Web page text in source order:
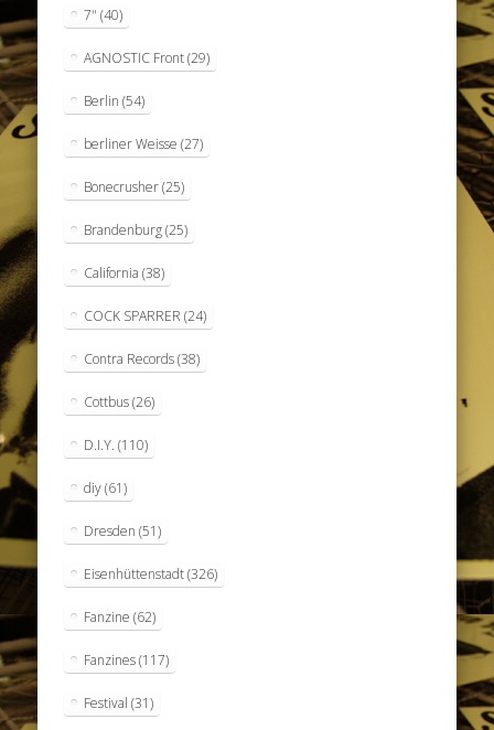
7" (40)
AGNOSTIC Front(29)
Berlin (54)
berliner Weisse (27)
Bonecrusher(25)
Brandenburg(25)
California (38)
COCK SPARRER (24)
Contra Records(38)
Cottbus(26)
D.I.Y. (110)
diy(61)
Dresden (51)
Eisenhüttenstadt(326)
Fanzine (62)
Fanzines(117)
Festival (31)